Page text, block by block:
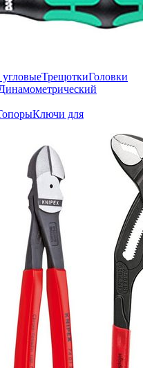
ТрещоткиГоловки
Ключи для